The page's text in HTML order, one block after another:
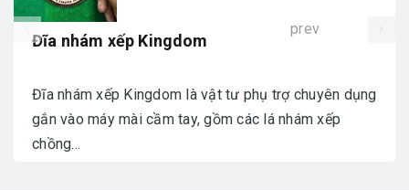
Đĩa nhám xếp Kingdom
Đĩa nhám xếp Kingdom là vật tư phụ trợ chuyên dụng
gắn vào máy mài cầm tay, gồm các lá nhám xếp
chồng...
prev